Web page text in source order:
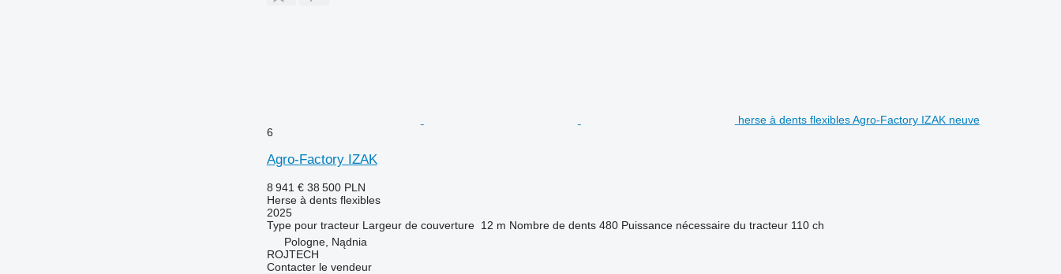
herse à dents flexibles Agro-Factory IZAK neuve
6
Agro-Factory IZAK
8 941 € 38 500 PLN
Herse à dents flexibles
2025
Type pour tracteur Largeur de couverture 12 m Nombre de dents 480 Puissance nécessaire du tracteur 110 ch
Pologne, Nądnia
ROJTECH
Contacter le vendeur